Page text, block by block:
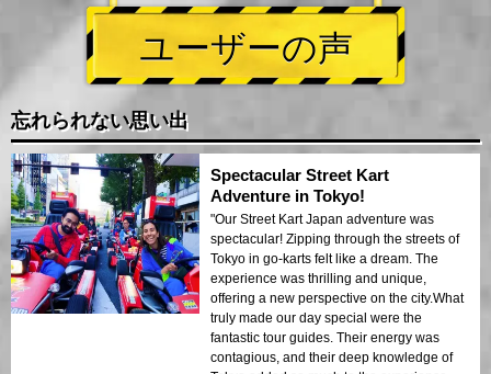
ユーザーの声
忘れられない思い出
Spectacular Street Kart
Adventure in Tokyo!
"Our Street Kart Japan adventure was
spectacular! Zipping through the streets of
Tokyo in go-karts felt like a dream. The
experience was thrilling and unique,
offering a new perspective on the city.What
truly made our day special were the
fantastic tour guides. Their energy was
contagious, and their deep knowledge of